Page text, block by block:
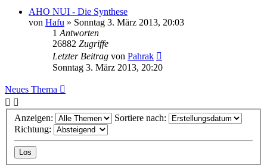
AHO NUI - Die Synthese
von Hafu » Sonntag 3. März 2013, 20:03
1 Antworten
26882 Zugriffe
Letzter Beitrag von Pahrak
Sonntag 3. März 2013, 20:20
Neues Thema
Anzeigen:
Sortiere nach:
Richtung: